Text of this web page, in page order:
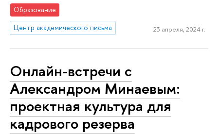
Образование
Центр академического письма
23 апреля, 2024 г.
Онлайн-встречи с
Александром Минаевым:
проектная культура для
кадрового резерва